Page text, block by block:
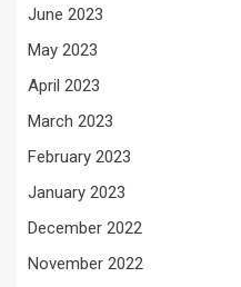
June 2023
May 2023
April 2023
March 2023
February 2023
January 2023
December 2022
November 2022